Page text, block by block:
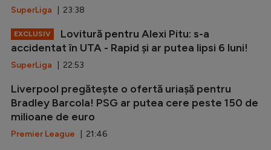
SuperLiga | 23:38
EXCLUSIV
Lovitură pentru Alexi Pitu: s-a
accidentat în UTA - Rapid și ar putea lipsi 6 luni!
SuperLiga | 22:53
Liverpool pregătește o ofertă uriașă pentru
Bradley Barcola! PSG ar putea cere peste 150 de
milioane de euro
Premier League | 21:46